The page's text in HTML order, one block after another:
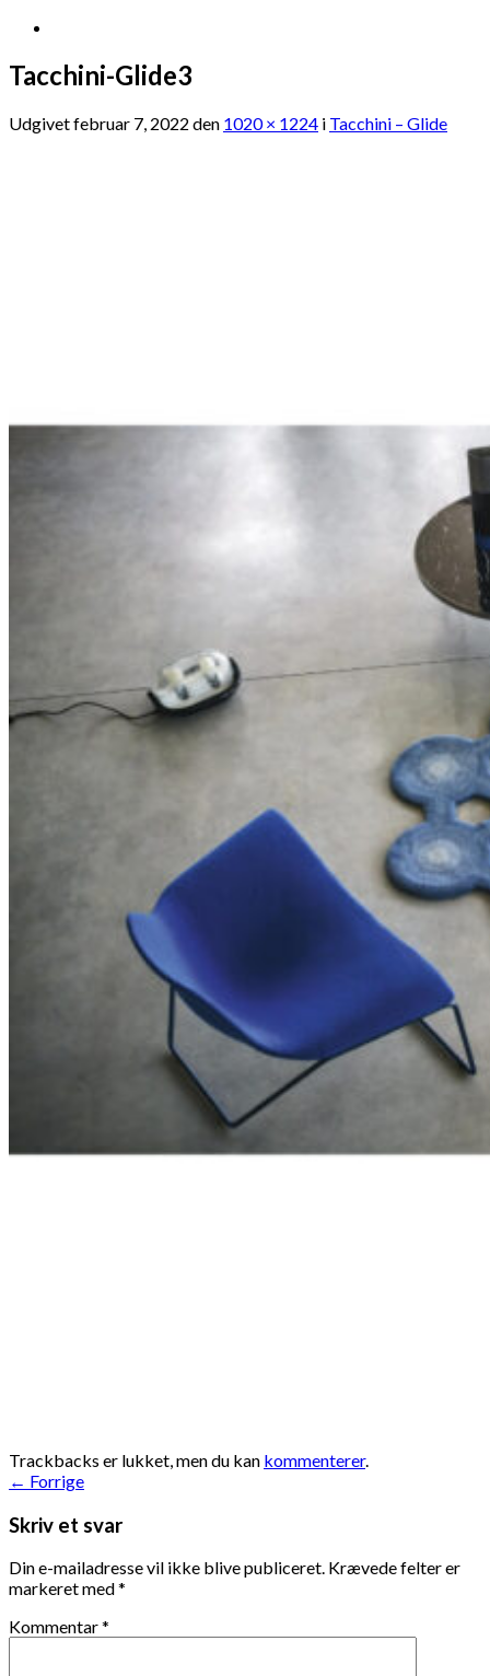
Tacchini-Glide3
Udgivetfebruar 7, 2022 den 1020 × 1224 i Tacchini – Glide
Trackbacks er lukket, men du kan kommenterer.
← Forrige
Skriv et svar
Din e-mailadresse vil ikke blive publiceret. Krævede felter er
markeret med*
Kommentar*